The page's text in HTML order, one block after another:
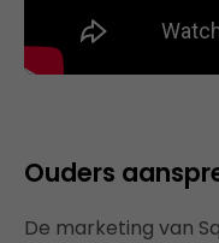
Ouders
De marketing van